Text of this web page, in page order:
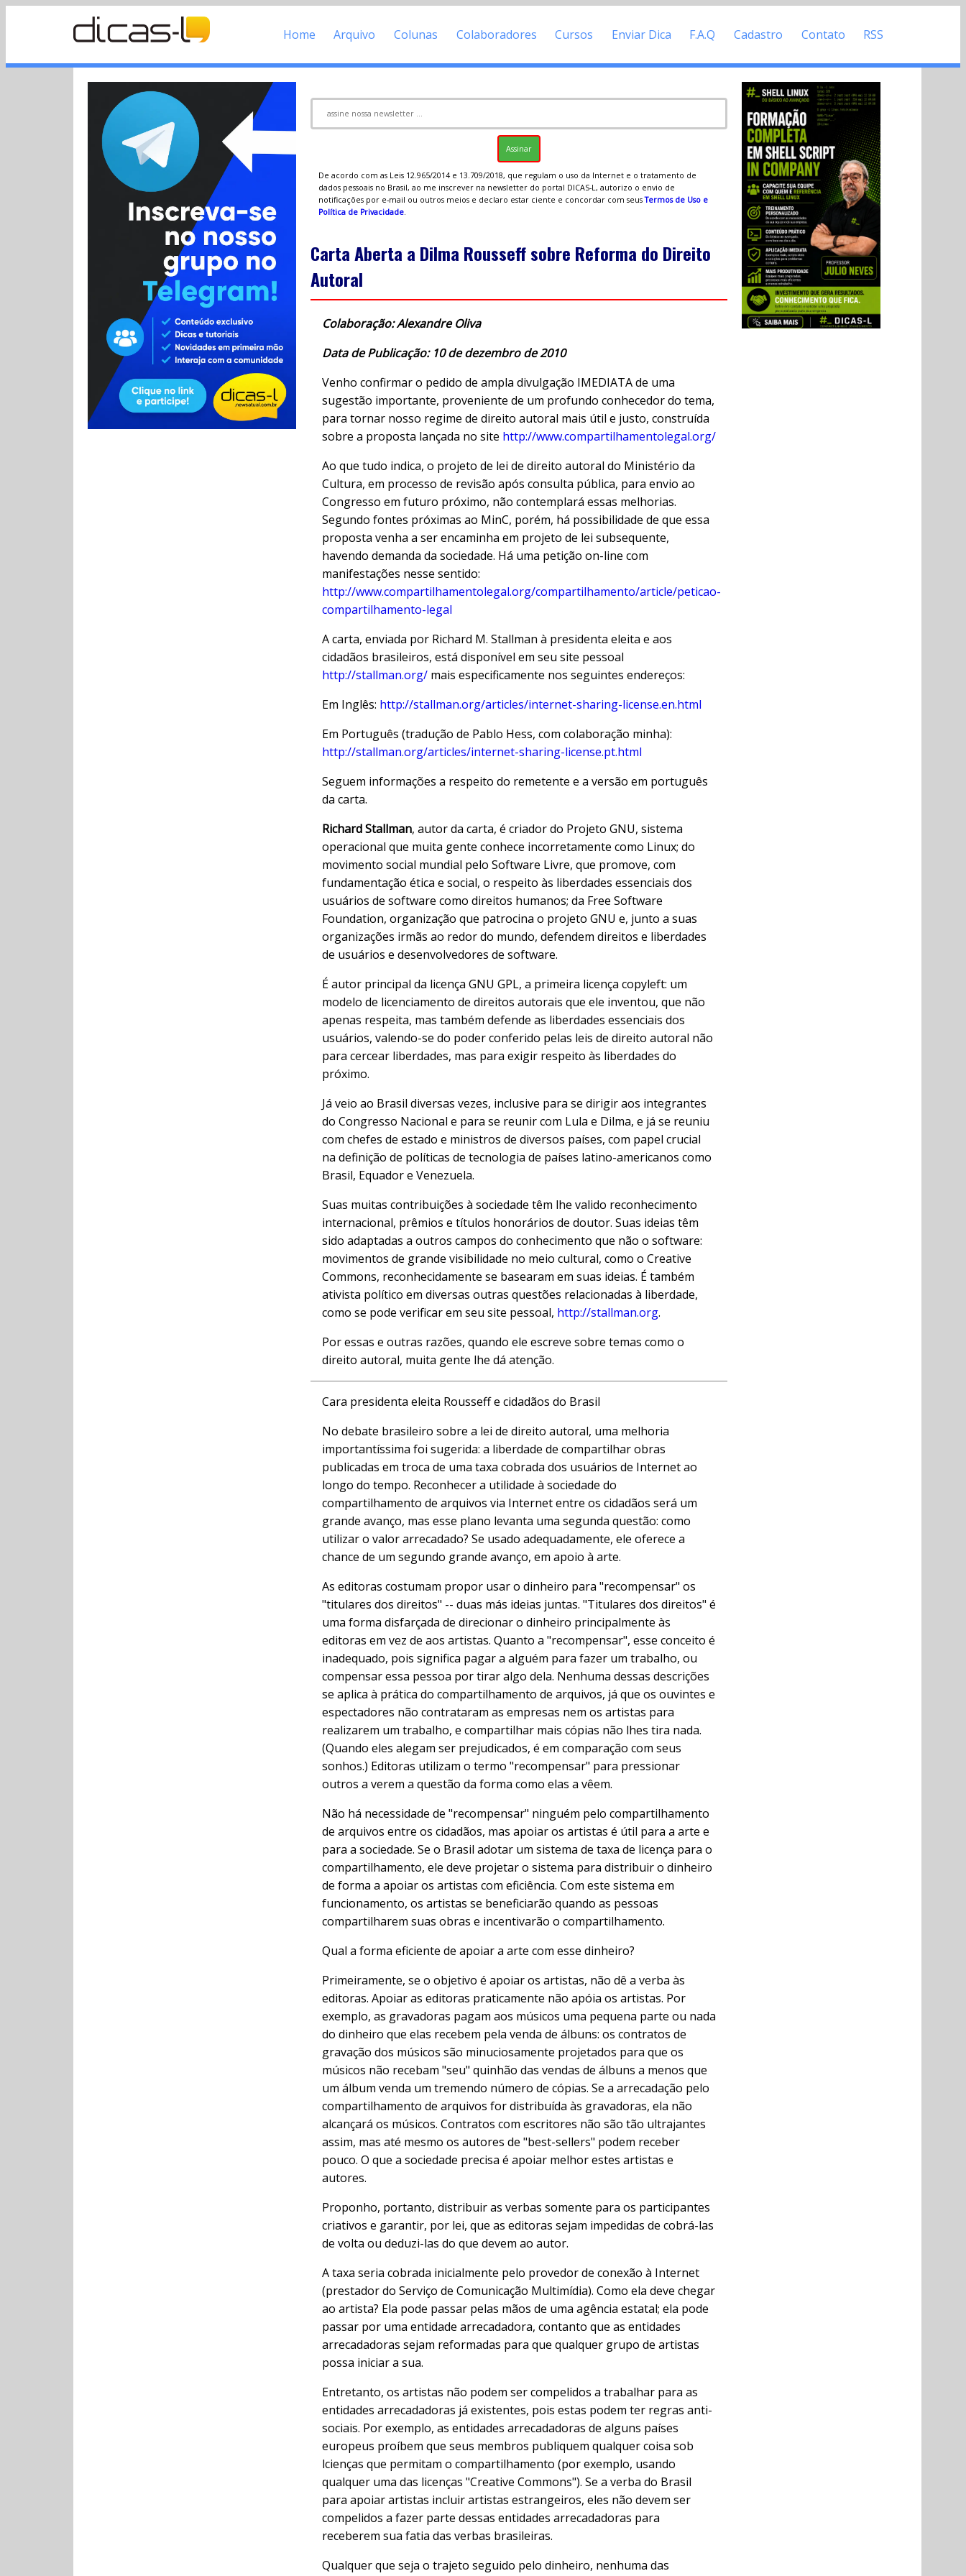
Home Arquivo Colunas Colaboradores Cursos Enviar Dica F.A.Q Cadastro Contato RSS
De acordo com as Leis 12.965/2014 e 13.709/2018, que regulam o uso da Internet e o tratamento de
dados pessoais no Brasil, ao me inscrever na newsletter do portal DICAS-L, autorizo o envio de
notificações por e-mail ou outros meios e declaro estar ciente e concordar com seusTermos de Uso e
Política de Privacidade.
Carta Aberta a Dilma Rousseff sobre Reforma do Direito
Autoral
Colaboração: Alexandre Oliva
Data de Publicação: 10 de dezembro de 2010
Venho confirmar o pedido de ampla divulgação IMEDIATA de uma
sugestão importante, proveniente de um profundo conhecedor do tema,
para tornar nosso regime de direito autoral mais útil e justo, construída
sobre a proposta lançada no site http://www.compartilhamentolegal.org/
Ao que tudo indica, o projeto de lei de direito autoral do Ministério da
Cultura, em processo de revisão após consulta pública, para envio ao
Congresso em futuro próximo, não contemplará essas melhorias.
Segundo fontes próximas ao MinC, porém, há possibilidade de que essa
proposta venha a ser encaminha em projeto de lei subsequente,
havendo demanda da sociedade. Há uma petição on-line com
manifestações nesse sentido:
http://www.compartilhamentolegal.org/compartilhamento/article/peticao-
compartilhamento-legal
A carta, enviada por Richard M. Stallman à presidenta eleita e aos
cidadãos brasileiros, está disponível em seu site pessoal
http://stallman.org/ mais especificamente nos seguintes endereços:
Em Inglês: http://stallman.org/articles/internet-sharing-license.en.html
Em Português (tradução de Pablo Hess, com colaboração minha):
http://stallman.org/articles/internet-sharing-license.pt.html
Seguem informações a respeito do remetente e a versão em português
da carta.
Richard Stallman, autor da carta, é criador do Projeto GNU, sistema
operacional que muita gente conhece incorretamente como Linux; do
movimento social mundial pelo Software Livre, que promove, com
fundamentação ética e social, o respeito às liberdades essenciais dos
usuários de software como direitos humanos; da Free Software
Foundation, organização que patrocina o projeto GNU e, junto a suas
organizações irmãs ao redor do mundo, defendem direitos e liberdades
de usuários e desenvolvedores de software.
É autor principal da licença GNU GPL, a primeira licença copyleft: um
modelo de licenciamento de direitos autorais que ele inventou, que não
apenas respeita, mas também defende as liberdades essenciais dos
usuários, valendo-se do poder conferido pelas leis de direito autoral não
para cercear liberdades, mas para exigir respeito às liberdades do
próximo.
Já veio ao Brasil diversas vezes, inclusive para se dirigir aos integrantes
do Congresso Nacional e para se reunir com Lula e Dilma, e já se reuniu
com chefes de estado e ministros de diversos países, com papel crucial
na definição de políticas de tecnologia de países latino-americanos como
Brasil, Equador e Venezuela.
Suas muitas contribuições à sociedade têm lhe valido reconhecimento
internacional, prêmios e títulos honorários de doutor. Suas ideias têm
sido adaptadas a outros campos do conhecimento que não o software:
movimentos de grande visibilidade no meio cultural, como o Creative
Commons, reconhecidamente se basearam em suas ideias. É também
ativista político em diversas outras questões relacionadas à liberdade,
como se pode verificar em seu site pessoal, http://stallman.org.
Por essas e outras razões, quando ele escreve sobre temas como o
direito autoral, muita gente lhe dá atenção.
Cara presidenta eleita Rousseff e cidadãos do Brasil
No debate brasileiro sobre a lei de direito autoral, uma melhoria
importantíssima foi sugerida: a liberdade de compartilhar obras
publicadas em troca de uma taxa cobrada dos usuários de Internet ao
longo do tempo. Reconhecer a utilidade à sociedade do
compartilhamento de arquivos via Internet entre os cidadãos será um
grande avanço, mas esse plano levanta uma segunda questão: como
utilizar o valor arrecadado? Se usado adequadamente, ele oferece a
chance de um segundo grande avanço, em apoio à arte.
As editoras costumam propor usar o dinheiro para "recompensar" os
"titulares dos direitos" -- duas más ideias juntas. "Titulares dos direitos" é
uma forma disfarçada de direcionar o dinheiro principalmente às
editoras em vez de aos artistas. Quanto a "recompensar", esse conceito é
inadequado, pois significa pagar a alguém para fazer um trabalho, ou
compensar essa pessoa por tirar algo dela. Nenhuma dessas descrições
se aplica à prática do compartilhamento de arquivos, já que os ouvintes e
espectadores não contrataram as empresas nem os artistas para
realizarem um trabalho, e compartilhar mais cópias não lhes tira nada.
(Quando eles alegam ser prejudicados, é em comparação com seus
sonhos.) Editoras utilizam o termo "recompensar" para pressionar
outros a verem a questão da forma como elas a vêem.
Não há necessidade de "recompensar" ninguém pelo compartilhamento
de arquivos entre os cidadãos, mas apoiar os artistas é útil para a arte e
para a sociedade. Se o Brasil adotar um sistema de taxa de licença para o
compartilhamento, ele deve projetar o sistema para distribuir o dinheiro
de forma a apoiar os artistas com eficiência. Com este sistema em
funcionamento, os artistas se beneficiarão quando as pessoas
compartilharem suas obras e incentivarão o compartilhamento.
Qual a forma eficiente de apoiar a arte com esse dinheiro?
Primeiramente, se o objetivo é apoiar os artistas, não dê a verba às
editoras. Apoiar as editoras praticamente não apóia os artistas. Por
exemplo, as gravadoras pagam aos músicos uma pequena parte ou nada
do dinheiro que elas recebem pela venda de álbuns: os contratos de
gravação dos músicos são minuciosamente projetados para que os
músicos não recebam "seu" quinhão das vendas de álbuns a menos que
um álbum venda um tremendo número de cópias. Se a arrecadação pelo
compartilhamento de arquivos for distribuída às gravadoras, ela não
alcançará os músicos. Contratos com escritores não são tão ultrajantes
assim, mas até mesmo os autores de "best-sellers" podem receber
pouco. O que a sociedade precisa é apoiar melhor estes artistas e
autores.
Proponho, portanto, distribuir as verbas somente para os participantes
criativos e garantir, por lei, que as editoras sejam impedidas de cobrá-las
de volta ou deduzi-las do que devem ao autor.
A taxa seria cobrada inicialmente pelo provedor de conexão à Internet
(prestador do Serviço de Comunicação Multimídia). Como ela deve chegar
ao artista? Ela pode passar pelas mãos de uma agência estatal; ela pode
passar por uma entidade arrecadadora, contanto que as entidades
arrecadadoras sejam reformadas para que qualquer grupo de artistas
possa iniciar a sua.
Entretanto, os artistas não podem ser compelidos a trabalhar para as
entidades arrecadadoras já existentes, pois estas podem ter regras anti-
sociais. Por exemplo, as entidades arrecadadoras de alguns países
europeus proíbem que seus membros publiquem qualquer coisa sob
lcienças que permitam o compartilhamento (por exemplo, usando
qualquer uma das licenças "Creative Commons"). Se a verba do Brasil
para apoiar artistas incluir artistas estrangeiros, eles não devem ser
compelidos a fazer parte dessas entidades arrecadadoras para
receberem sua fatia das verbas brasileiras.
Qualquer que seja o trajeto seguido pelo dinheiro, nenhuma das